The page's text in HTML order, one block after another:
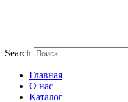
Search
Главная
О нас
Каталог